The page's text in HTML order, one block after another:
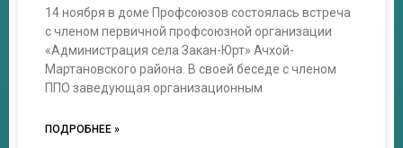
14 ноября в доме Профсоюзов состоялась встреча
с членом первичной профсоюзной организации
«Администрация села Закан-Юрт» Ачхой-
Мартановского района. В своей беседе с членом
ППО заведующая организационным
ПОДРОБНЕЕ »